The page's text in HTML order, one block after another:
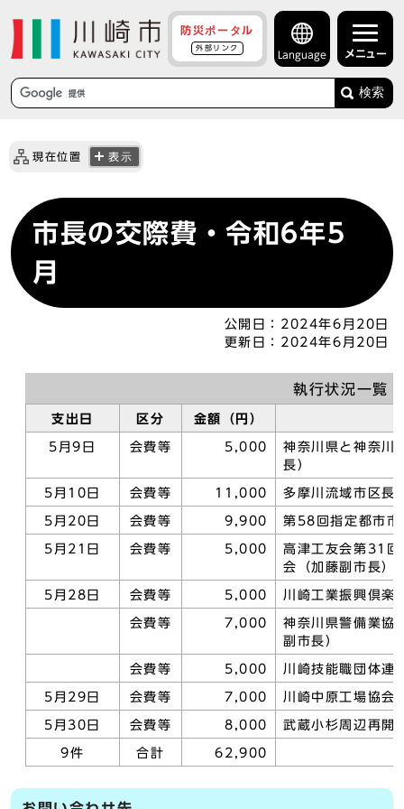
防災ポータル
外部リンク
Language メニュー
検索
現在位置 表示
市長の交際費・令和6年5
月
公開日： 2024年6月20日
更新日： 2024年6月20日
執行状況一覧
支出日 区分 金額（円）
5月9日 会費等 5,000
神奈川県と神奈川
長）
5月10日 会費等 11,000 多摩川流域市区長
5月20日 会費等 9,900 第58回指定都市市
5月21日 会費等 5,000
高津工友会第31回
会（加藤副市長）
5月28日 会費等 5,000 川崎工業振興倶楽
会費等 7,000
神奈川県警備業協
副市長）
会費等 5,000 川崎技能職団体連
5月29日 会費等 7,000 川崎中原工場協会
5月30日 会費等 8,000 武蔵小杉周辺再開
9件 合計 62,900